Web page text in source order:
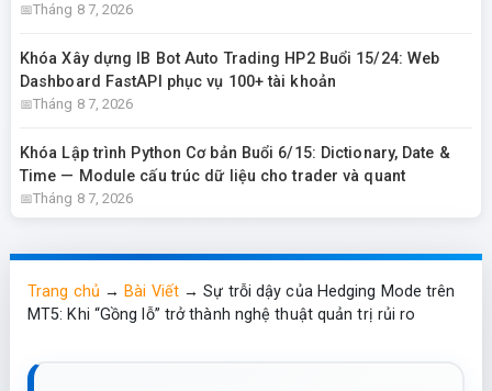
Tháng 8 7, 2026
Khóa Xây dựng IB Bot Auto Trading HP2 Buổi 15/24: Web
Dashboard FastAPI phục vụ 100+ tài khoản
Tháng 8 7, 2026
Khóa Lập trình Python Cơ bản Buổi 6/15: Dictionary, Date &
Time — Module cấu trúc dữ liệu cho trader và quant
Tháng 8 7, 2026
Trang chủ →Bài Viết→Sự trỗi dậy của Hedging Mode trên
MT5: Khi “Gồng lỗ” trở thành nghệ thuật quản trị rủi ro